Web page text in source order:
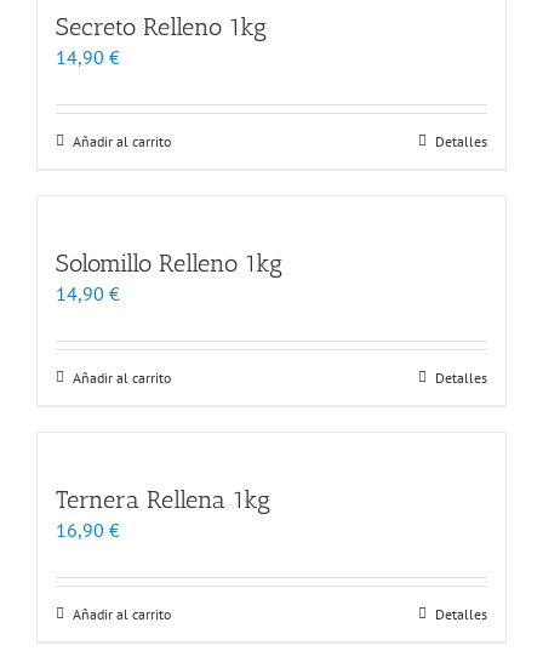
Secreto Relleno 1kg
14,90 €
Añadir al carrito Detalles
Solomillo Relleno 1kg
14,90 €
Añadir al carrito Detalles
Ternera Rellena 1kg
16,90 €
Añadir al carrito Detalles